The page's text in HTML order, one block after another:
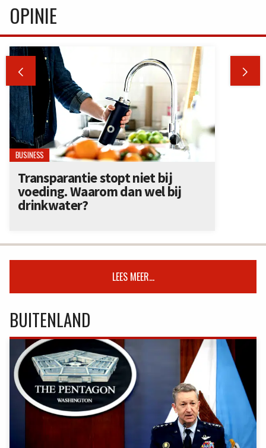
OPINIE
 
BUSINESS
Transparantie stopt niet bij
voeding. Waarom dan wel bij
drinkwater?
LEES MEER...
BUITENLAND